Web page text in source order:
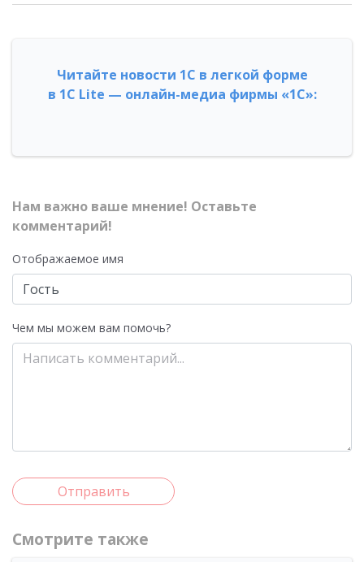
Читайте новости 1С в легкой форме
в 1С Lite — онлайн-медиа фирмы «1С»:
Нам важно ваше мнение! Оставьте
комментарий!
Отображаемое имя
Чем мы можем вам помочь?
Отправить
Смотрите также